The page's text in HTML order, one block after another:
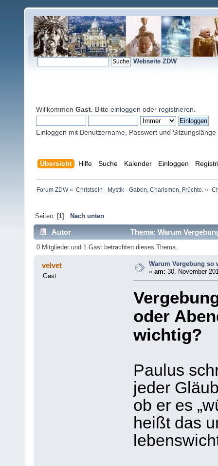
Webseite ZDW
Willkommen Gast . Bitte einloggen oder registrieren
Einloggen mit Benutzername, Passwort und Sitzungslänge
Übersicht Hilfe Suche Kalender Einloggen
Forum ZDW» Christsein - Mystik - Gaben, Charismen, Früchte. »
Seiten: [1] Nach unten
Autor Thema: Warum
0 Mitglieder und 1 Gast betrachten dieses Thema.
velvet
Gast
Warum Vergebung so
«am: 30. November
oder
wichtig?
Paulus
jeder
ob er es
heißt das